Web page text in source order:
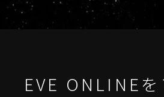
EVE ONLINE